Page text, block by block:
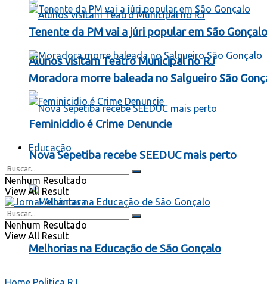
Alunos visitam Teatro Municipal no RJ
Nova Sepetiba recebe SEEDUC mais perto
Melhorias na Educação de São Gonçalo
Tenente da PM vai a júri popular em São Gonçalo
Moradora morre baleada no Salgueiro São
Feminicidio é Crime Denuncie
Educação
Nenhum Resultado
View All Result
Nenhum Resultado
View All Result